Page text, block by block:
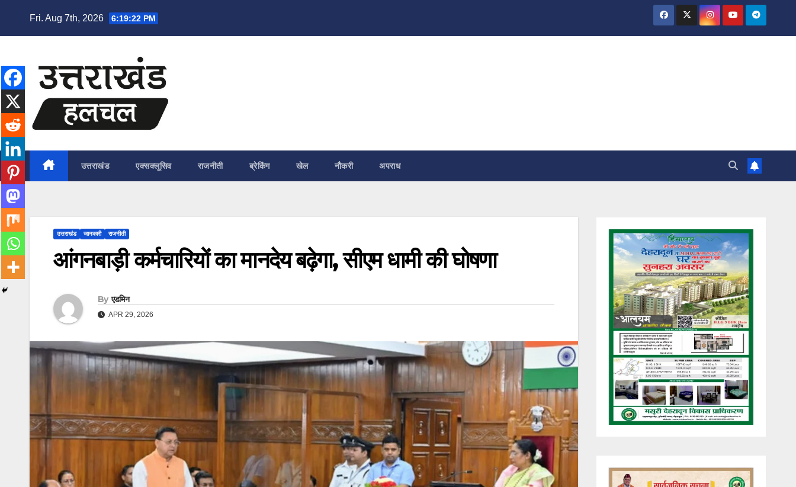
Fri. Aug 7th, 2026 6:19:23 PM
उत्तराखंड एक्सक्लूसिव राजनीती ब्रेकिंग खेल नौकरी अपराध
उत्तराखंड जानकारी राजनीती
आंगनबाड़ी कर्मचारियों का मानदेय बढ़ेगा, सीएम धामी की घोषणा
By एडमिन
APR 29, 2026